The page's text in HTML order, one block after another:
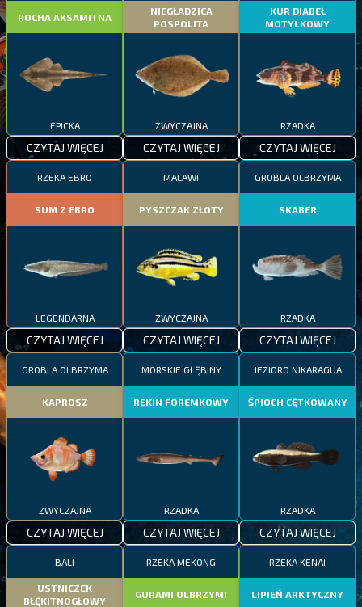
ROCHA AKSAMITNA
EPICKA
CZYTAJ WIĘCEJ
NIEGŁADZICA
POSPOLITA
ZWYCZAJNA
CZYTAJ WIĘCEJ
KUR DIABEŁ
MOTYLKOWY
RZADKA
CZYTAJ WIĘCEJ
RZEKA EBRO
SUM Z EBRO
LEGENDARNA
CZYTAJ WIĘCEJ
MALAWI
PYSZCZAK ZŁOTY
ZWYCZAJNA
CZYTAJ WIĘCEJ
GROBLA OLBRZYMA
SKABER
RZADKA
CZYTAJ WIĘCEJ
GROBLA OLBRZYMA
KAPROSZ
ZWYCZAJNA
CZYTAJ WIĘCEJ
MORSKIE GŁĘBINY
REKIN FOREMKOWY
RZADKA
CZYTAJ WIĘCEJ
JEZIORO NIKARAGUA
ŚPIOCH CĘTKOWANY
RZADKA
CZYTAJ WIĘCEJ
BALI
USTNICZEK
BŁĘKITNOGŁOWY
RZEKA MEKONG
GURAMI OLBRZYMI
RZEKA KENAI
LIPIEŃ ARKTYCZNY